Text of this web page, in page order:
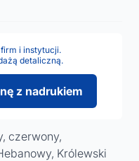
i instytucji.
detaliczną.
z nadrukiem
czerwony,
Królewski